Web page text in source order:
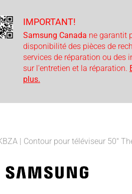
IMPORTANT!
Samsung Canada ne garantit
disponibilité des pièces de
services de réparation ou des
sur l'entretien et la réparation.
plus.
| Contour pour téléviseur 50"